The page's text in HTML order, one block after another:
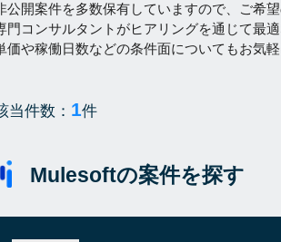
公開案件を多数保有していますので、ご希
門コンサルタントがヒアリングを通じて最
価や稼働日数などの条件面についてもお気軽
当件数： 1件
Mulesoftの案件を探す